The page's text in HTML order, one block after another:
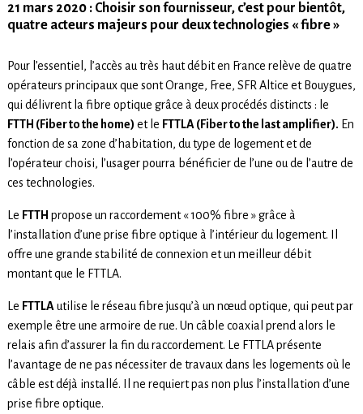
21 mars 2020 : Choisir son fournisseur, c’est pour bientôt,
quatre acteurs majeurs pour deux technologies « fibre»
Pour l’essentiel, l’accès au très haut débit en France relève de quatre
opérateurs principaux que sont Orange, Free, SFR Altice et Bouygues,
qui délivrent la fibre optique grâce à deux procédés distincts : le
FTTH (Fiber to the home) et le FTTLA (Fiber to the last amplifier). En
fonction de sa zone d’habitation, du type de logement et de
l’opérateur choisi, l’usager pourra bénéficier de l’une ou de l’autre de
ces technologies.
Le FTTH propose un raccordement « 100% fibre » grâce à
l’installation d’une prise fibre optique à l’intérieur du logement. Il
offre une grande stabilité de connexion et un meilleur débit
montant que le FTTLA.
Le FTTLA utilise le réseau fibre jusqu’à un nœud optique, qui peut par
exemple être une armoire de rue. Un câble coaxial prend alors le
relais afin d’assurer la fin du raccordement. Le FTTLA présente
l’avantage de ne pas nécessiter de travaux dans les logements où le
câble est déjà installé. Il ne requiert pas non plus l’installation d’une
prise fibre optique.